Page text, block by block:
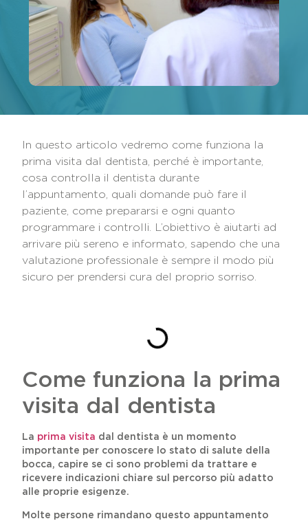
In questo articolo vedremo come funziona la
prima visita dal dentista, perché è importante,
cosa controlla il dentista durante
l’appuntamento, quali domande può fare il
paziente, come prepararsi e ogni quanto
programmare i controlli. L’obiettivo è aiutarti ad
arrivare più sereno e informato, sapendo che una
valutazione professionale è sempre il modo più
sicuro per prendersi cura del proprio sorriso.
Come funziona la prima
visita dal dentista
La prima visita dal dentista è un momento
importante per conoscere lo stato di salute della
bocca, capire se ci sono problemi da trattare e
ricevere indicazioni chiare sul percorso più adatto
alle proprie esigenze.
Molte persone rimandano questo appuntamento